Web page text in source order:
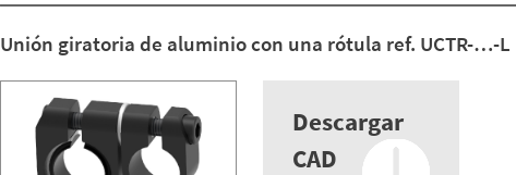
Unión giratoria de aluminio con una rótula ref. UCTR-…-L
Descargar
CAD